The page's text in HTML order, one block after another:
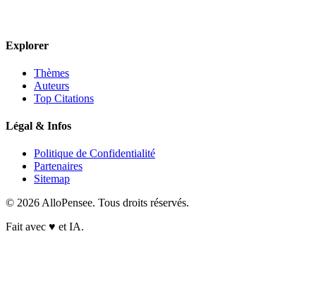
Explorer
Thèmes
Auteurs
Top Citations
Légal & Infos
Politique de Confidentialité
Partenaires
Sitemap
© 2026 AlloPensee. Tous droits réservés.
Fait avec ♥ et IA.